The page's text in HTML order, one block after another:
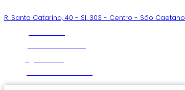
para
conteúdo
R. Santa Catarina, 40 - Sl. 303 - Centro - São